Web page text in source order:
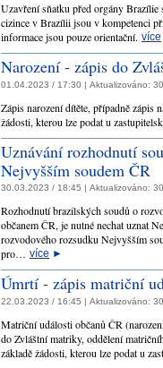
Uzavření sňatku před orgány
cizince v Brazílii jsou v kompetenci
informace jsou pouze orientační. více
Narození - zápis do
01.04.2023 / 17:30 | Aktualizováno:
Zápis narození dítěte, případně zápis
žádosti, kterou lze podat u
Uznávání rozhodnutí
Nejvyšším soudem ČR
30.03.2023 / 18:45 | Aktualizováno:
Rozhodnutí brazilských soudů o
občanem ČR, je nutné nechat uznat
rozvodového rozsudku Nejvyšším
pro… více ►
Úmrtí - zápis matriční
22.03.2023 / 16:45 | Aktualizováno:
Matriční události občanů ČR
do Zvláštní matriky, oddělení
základě žádosti, kterou lze podat u